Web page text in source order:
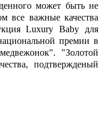
может быть не
все важные качества
Luxury Baby для
премии в
"Золотой
подтвержденый